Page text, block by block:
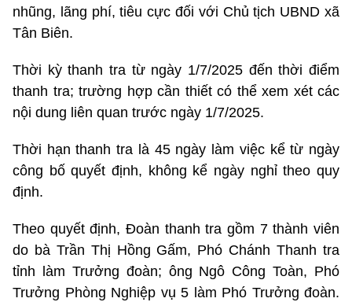
nhũng, lãng phí, tiêu cực đối với Chủ tịch UBND xã
Tân Biên.
Thời kỳ thanh tra từ ngày 1/7/2025 đến thời điểm
thanh tra; trường hợp cần thiết có thể xem xét các
nội dung liên quan trước ngày 1/7/2025.
Thời hạn thanh tra là 45 ngày làm việc kể từ ngày
công bố quyết định, không kể ngày nghỉ theo quy
định.
Theo quyết định, Đoàn thanh tra gồm 7 thành viên
do bà Trần Thị Hồng Gấm, Phó Chánh Thanh tra
tỉnh làm Trưởng đoàn; ông Ngô Công Toàn, Phó
Trưởng Phòng Nghiệp vụ 5 làm Phó Trưởng đoàn.